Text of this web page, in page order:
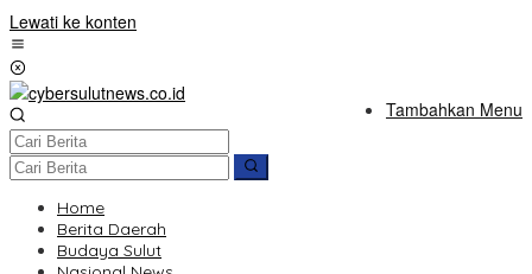
Lewati ke konten
Tambahkan Menu
Home
Berita Daerah
Budaya Sulut